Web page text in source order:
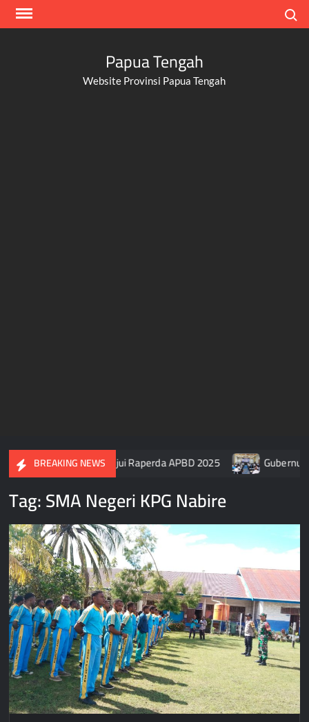
Skip
Papua Tengah
Website Provinsi Papua Tengah
BREAKING NEWS
Papua Tengah Setujui Raperda APBD 2025 Gubernur
Tag:SMA Negeri KPG Nabire